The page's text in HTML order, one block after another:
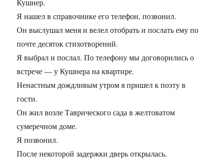
Кушнер.
Я нашел в справочнике его телефон, позвонил.
Он выслушал меня и велел отобрать и послать ему по
почте десяток стихотворений.
Я выбрал и послал. По телефону мы договорились о
встрече — у Кушнера на квартире.
Ненастным дождливым утром я пришел к поэту в
гости.
Он жил возле Таврического сада в желтоватом
сумеречном доме.
Я позвонил.
После некоторой задержки дверь открылась.